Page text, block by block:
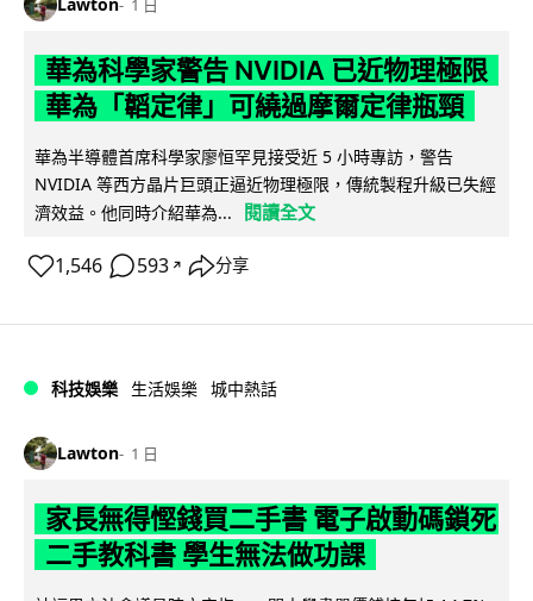
Lawton 1 日
華為科學家警告 NVIDIA 已近物理極限
華為「韜定律」可繞過摩爾定律瓶頸
華為半導體首席科學家廖恒罕見接受近 5 小時專訪，警告
NVIDIA 等西方晶片巨頭正逼近物理極限，傳統製程升級已失經
濟效益。他同時介紹華為...
閱讀全文
1,546 593 ↗ 分享
科技娛樂 生活娛樂 城中熱話
Lawton 1 日
家長無得慳錢買二手書 電子啟動碼鎖死
二手教科書 學生無法做功課